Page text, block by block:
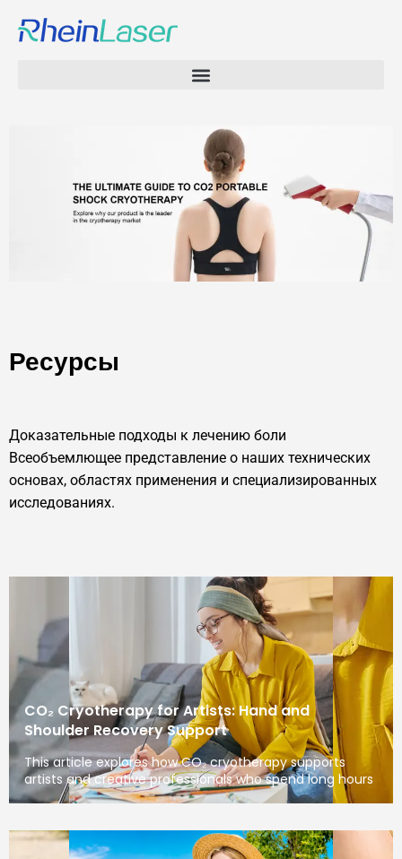
Ресурсы
Доказательные подходы к лечению боли
Всеобъемлющее представление о наших технических
основах, областях применения и специализированных
исследованиях.
CO₂ Cryotherapy for Artists: Hand and
Shoulder Recovery Support
This article explores how CO₂ cryotherapy supports
artists and creative professionals who spend long hours